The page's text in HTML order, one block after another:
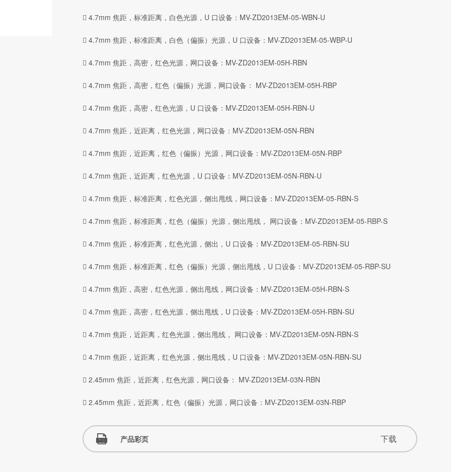
 4.7mm 焦距，标准距离，白色光源，U 口设备：MV-ZD2013EM-05-WBN-U
 4.7mm 焦距，标准距离，白色（偏振）光源，U 口设备：MV-ZD2013EM-05-WBP-U
 4.7mm 焦距，高密，红色光源，网口设备：MV-ZD2013EM-05H-RBN
 4.7mm 焦距，高密，红色（偏振）光源，网口设备： MV-ZD2013EM-05H-RBP
 4.7mm 焦距，高密，红色光源，U 口设备：MV-ZD2013EM-05H-RBN-U
 4.7mm 焦距，近距离，红色光源，网口设备：MV-ZD2013EM-05N-RBN
 4.7mm 焦距，近距离，红色（偏振）光源，网口设备：MV-ZD2013EM-05N-RBP
 4.7mm 焦距，近距离，红色光源，U 口设备：MV-ZD2013EM-05N-RBN-U
 4.7mm 焦距，标准距离，红色光源，侧出甩线，网口设备：MV-ZD2013EM-05-RBN-S
 4.7mm 焦距，标准距离，红色（偏振）光源，侧出甩线， 网口设备：MV-ZD2013EM-05-RBP-S
 4.7mm 焦距，标准距离，红色光源，侧出，U 口设备：MV-ZD2013EM-05-RBN-SU
 4.7mm 焦距，标准距离，红色（偏振）光源，侧出甩线，U 口设备：MV-ZD2013EM-05-RBP-SU
 4.7mm 焦距，高密，红色光源，侧出甩线，网口设备：MV-ZD2013EM-05H-RBN-S
 4.7mm 焦距，高密，红色光源，侧出甩线，U 口设备：MV-ZD2013EM-05H-RBN-SU
 4.7mm 焦距，近距离，红色光源，侧出甩线， 网口设备：MV-ZD2013EM-05N-RBN-S
 4.7mm 焦距，近距离，红色光源，侧出甩线，U 口设备：MV-ZD2013EM-05N-RBN-SU
 2.45mm 焦距，近距离，红色光源，网口设备： MV-ZD2013EM-03N-RBN
 2.45mm 焦距，近距离，红色（偏振）光源，网口设备：MV-ZD2013EM-03N-RBP
产品彩页 下载